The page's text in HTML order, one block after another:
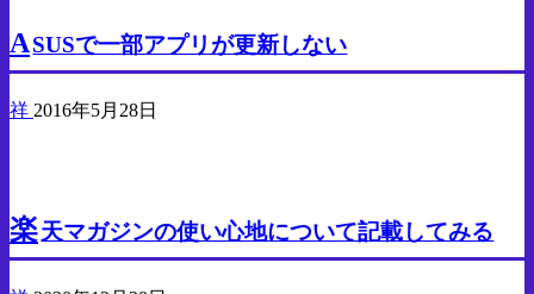
ASUSで一部アプリが更新しない
祥 2016年5月28日
楽天マガジンの使い心地について記載してみる